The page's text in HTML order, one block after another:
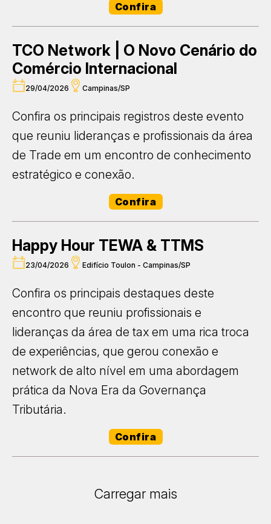
Confira
TCO Network | O Novo Cenário do
Comércio Internacional
29/04/2026 Campinas/SP
Confira os principais registros deste evento
que reuniu lideranças e profissionais da área
de Trade em um encontro de conhecimento
estratégico e conexão.
Confira
Happy Hour TEWA & TTMS
23/04/2026 Edifício Toulon - Campinas/SP
Confira os principais destaques deste
encontro que reuniu profissionais e
lideranças da área de tax em uma rica troca
de experiências, que gerou conexão e
network de alto nível em uma abordagem
prática da Nova Era da Governança
Tributária.
Confira
Carregar mais